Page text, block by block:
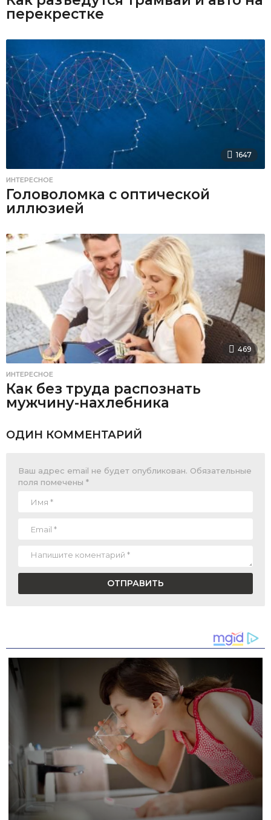
перекрестке
1647
ИНТЕРЕСНОЕ
Головоломка с оптической
иллюзией
469
ИНТЕРЕСНОЕ
Как без труда распознать
мужчину-нахлебника
ОДИН КОММЕНТАРИЙ
Ваш адрес email не будет опубликован. Обязательные
поля помечены *